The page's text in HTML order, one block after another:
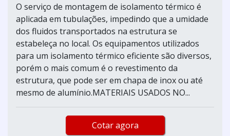
O serviço de montagem de isolamento térmico é
aplicada em tubulações, impedindo que a umidade
dos fluidos transportados na estrutura se
estabeleça no local. Os equipamentos utilizados
para um isolamento térmico eficiente são diversos,
porém o mais comum é o revestimento da
estrutura, que pode ser em chapa de inox ou até
mesmo de alumínio.MATERIAIS USADOS NO...
Cotar agora